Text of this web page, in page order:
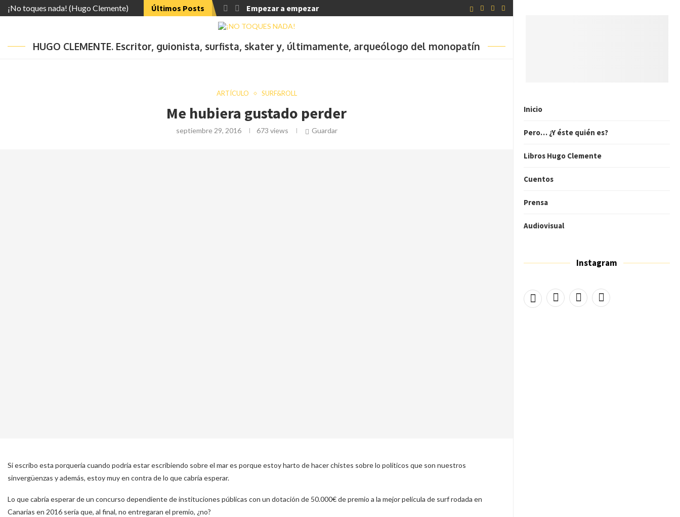
Inicio
Pero… ¿Y éste quién es?
Libros Hugo Clemente
Cuentos
Prensa
Audiovisual
Instagram
¡No toques nada! (Hugo Clemente) Últimos Posts Empezar a empezar
HUGO CLEMENTE. Escritor, guionista, surfista, skater y, últimamente, arqueólogo del monopatín
ARTÍCULO SURF&ROLL
Me hubiera gustado perder
septiembre 29, 2016 673 views Guardar
Si escribo esta porquería cuando podría estar escribiendo sobre el mar es porque estoy harto de hacer chistes sobre lo políticos que son nuestros
sinvergüenzas y además, estoy muy en contra de lo que cabría esperar.
Lo que cabría esperar de un concurso dependiente de instituciones públicas con un dotación de 50.000€ de premio a la mejor película de surf rodada en
Canarias en 2016 sería que, al final, no entregaran el premio, ¿no?